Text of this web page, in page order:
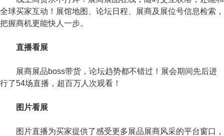
全球买家互动！展馆地图、论坛日程、展商及展位号信息检索，
把握商机更能快人一步。
直播看展
展商展品boss带货，论坛趋势都不错过！展会期间先后进
行了54场直播，超百万人次观看！
图片看展
图片直播为买家提供了感受更多展品展商风采的平台窗口，